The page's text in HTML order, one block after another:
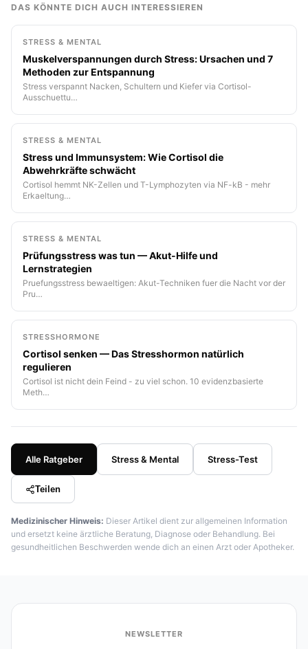
DAS KÖNNTE DICH AUCH INTERESSIEREN
STRESS & MENTAL
Muskelverspannungen durch Stress: Ursachen und 7
Methoden zur Entspannung
Stress verspannt Nacken, Schultern und Kiefer via Cortisol-
Ausschuettu…
STRESS & MENTAL
Stress und Immunsystem: Wie Cortisol die
Abwehrkräfte schwächt
Cortisol hemmt NK-Zellen und T-Lymphozyten via NF-kB - mehr
Erkaeltung…
STRESS & MENTAL
Prüfungsstress was tun — Akut-Hilfe und
Lernstrategien
Pruefungsstress bewaeltigen: Akut-Techniken fuer die Nacht vor der
Pru…
STRESSHORMONE
Cortisol senken — Das Stresshormon natürlich
regulieren
Cortisol ist nicht dein Feind - zu viel schon. 10 evidenzbasierte
Meth…
Alle Ratgeber Stress & Mental Stress-Test
Teilen
Medizinischer Hinweis: Dieser Artikel dient zur allgemeinen Information
und ersetzt keine ärztliche Beratung, Diagnose oder Behandlung. Bei
gesundheitlichen Beschwerden wende dich an einen Arzt oder Apotheker.
NEWSLETTER